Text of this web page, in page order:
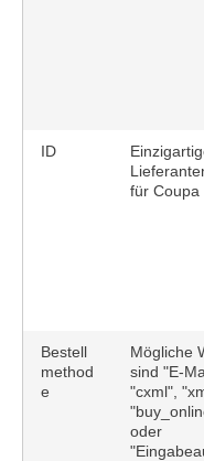
ID
für Coupa
Bestell
method
e
Mögliche
sind "E-
"cxml",
oder